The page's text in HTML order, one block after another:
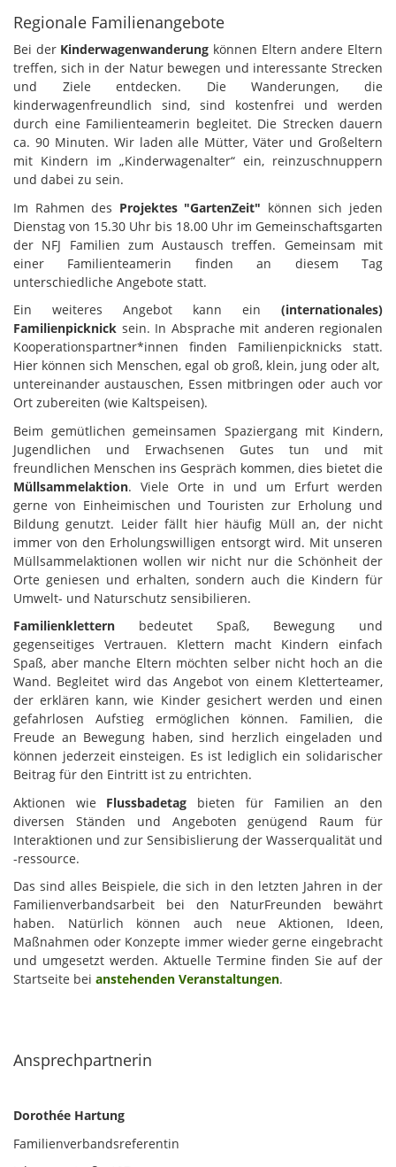
Regionale Familienangebote
Bei der Kinderwagenwanderung können Eltern andere Eltern
treffen, sich in der Natur bewegen und interessante Strecken
und Ziele entdecken. Die Wanderungen, die
kinderwagenfreundlich sind, sind kostenfrei und werden
durch eine Familienteamerin begleitet. Die Strecken dauern
ca. 90 Minuten. Wir laden alle Mütter, Väter und Großeltern
mit Kindern im „Kinderwagenalter“ ein, reinzuschnuppern
und dabei zu sein.
Im Rahmen des Projektes "GartenZeit" können sich jeden
Dienstag von 15.30 Uhr bis 18.00 Uhr im Gemeinschaftsgarten
der NFJ Familien zum Austausch treffen. Gemeinsam mit
einer Familienteamerin finden an diesem Tag
unterschiedliche Angebote statt.
Ein weiteres Angebot kann ein (internationales)
Familienpicknick sein. In Absprache mit anderen regionalen
Kooperationspartner*innen finden Familienpicknicks statt.
Hier können sich Menschen, egal ob groß, klein, jung oder alt,
untereinander austauschen, Essen mitbringen oder auch vor
Ort zubereiten (wie Kaltspeisen).
Beim gemütlichen gemeinsamen Spaziergang mit Kindern,
Jugendlichen und Erwachsenen Gutes tun und mit
freundlichen Menschen ins Gespräch kommen, dies bietet die
Müllsammelaktion. Viele Orte in und um Erfurt werden
gerne von Einheimischen und Touristen zur Erholung und
Bildung genutzt. Leider fällt hier häufig Müll an, der nicht
immer von den Erholungswilligen entsorgt wird. Mit unseren
Müllsammelaktionen wollen wir nicht nur die Schönheit der
Orte geniesen und erhalten, sondern auch die Kindern für
Umwelt- und Naturschutz sensibilieren.
Familienklettern bedeutet Spaß, Bewegung und
gegenseitiges Vertrauen. Klettern macht Kindern einfach
Spaß, aber manche Eltern möchten selber nicht hoch an die
Wand. Begleitet wird das Angebot von einem Kletterteamer,
der erklären kann, wie Kinder gesichert werden und einen
gefahrlosen Aufstieg ermöglichen können. Familien, die
Freude an Bewegung haben, sind herzlich eingeladen und
können jederzeit einsteigen. Es ist lediglich ein solidarischer
Beitrag für den Eintritt ist zu entrichten.
Aktionen wie Flussbadetag bieten für Familien an den
diversen Ständen und Angeboten genügend Raum für
Interaktionen und zur Sensibislierung der Wasserqualität und
-ressource.
Das sind alles Beispiele, die sich in den letzten Jahren in der
Familienverbandsarbeit bei den NaturFreunden bewährt
haben. Natürlich können auch neue Aktionen, Ideen,
Maßnahmen oder Konzepte immer wieder gerne eingebracht
und umgesetzt werden. Aktuelle Termine finden Sie auf der
Startseite bei anstehenden Veranstaltungen.
Ansprechpartnerin
Dorothée Hartung
Familienverbandsreferentin